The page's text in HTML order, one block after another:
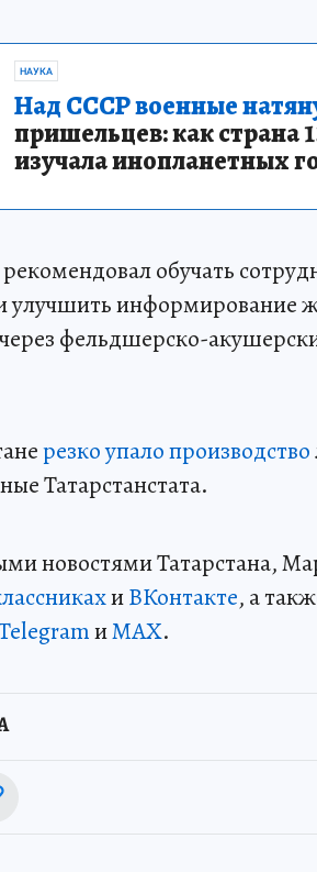
НАУКА
Над СССР военные
пришельцев: как страна
изучала инопланетных
обучать
улучшить информирование
фельдшерско-
резко упало производство
Татарстанстата.
новостями Татарстана,
иВКонтакте, а
иMAX.